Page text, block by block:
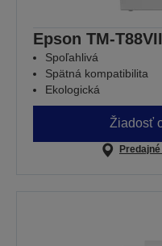
Epson TM-
Spoľahlivá
Spätná kompatibilita
Ekologická
Žiadosť